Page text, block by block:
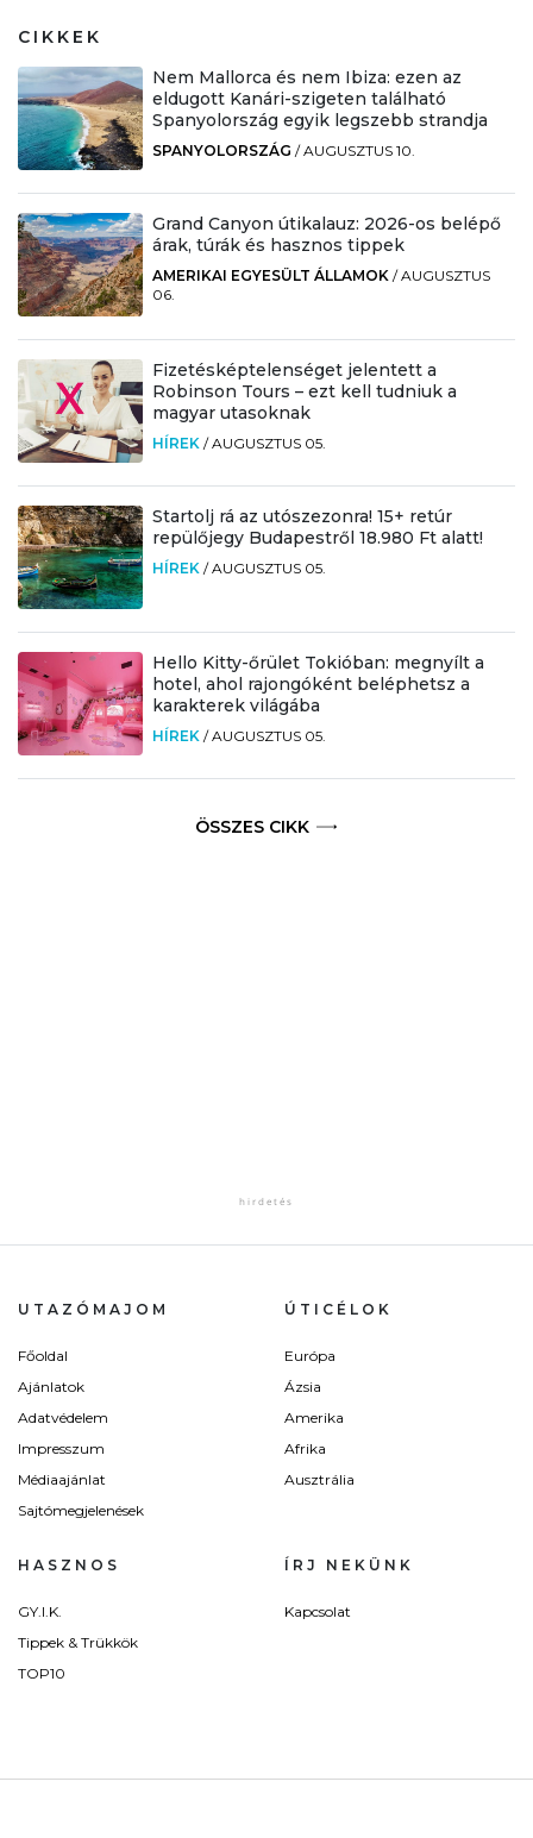
CIKKEK
Nem Mallorca és nem Ibiza: ezen az
eldugott Kanári-szigeten található
Spanyolország egyik legszebb strandja
SPANYOLORSZÁG /AUGUSZTUS 10.
Grand Canyon útikalauz: 2026-os belépő
árak, túrák és hasznos tippek
AMERIKAI EGYESÜLT ÁLLAMOK /AUGUSZTUS
06.
Fizetésképtelenséget jelentett a
Robinson Tours – ezt kell tudniuk a
magyar utasoknak
HÍREK /AUGUSZTUS 05.
Startolj rá az utószezonra! 15+ retúr
repülőjegy Budapestről 18.980 Ft alatt!
HÍREK /AUGUSZTUS 05.
Hello Kitty-őrület Tokióban: megnyílt a
hotel, ahol rajongóként beléphetsz a
karakterek világába
HÍREK /AUGUSZTUS 05.
ÖSSZES CIKK
UTAZÓMAJOM
Főoldal
Ajánlatok
Adatvédelem
Impresszum
Médiaajánlat
Sajtómegjelenések
ÚTICÉLOK
Európa
Ázsia
Amerika
Afrika
Ausztrália
HASZNOS
GY.I.K.
Tippek & Trükkök
TOP10
ÍRJ NEKÜNK
Kapcsolat